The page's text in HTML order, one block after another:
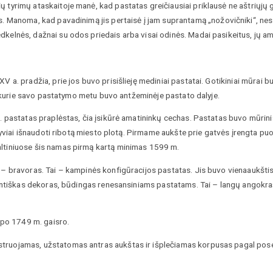
ataskaitoje manė, kad pastatas greičiausiai priklausė ne aštriųjų
kad pavadinimą jis pertaisė į jam suprantamą „nožovičniki“,
dažnai su odos priedais arba visai odinės. Madai pasikeitus, jų
a. pradžia, prie jos buvo prisišlieję mediniai pastatai. Gotikiniai mūrai
savo pastatymo metu buvo antžeminėje pastato dalyje.
praplėstas, čia įsikūrė amatininkų cechas. Pastatas buvo
išnaudoti ribotą miesto plotą. Pirmame aukšte prie gatvės įrengta
šis namas pirmą kartą minimas 1599 m.
bravoras. Tai – kampinės konfigūracijos pastatas. Jis buvo
dekoras, būdingas renesansiniams pastatams. Tai – langų
1749 m. gaisro.
užstatomas antras aukštas ir išplečiamas korpusas pagal